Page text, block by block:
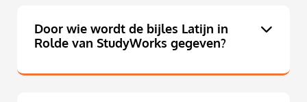
Door wie wordt de bijles Latijn in
Rolde van StudyWorks gegeven?